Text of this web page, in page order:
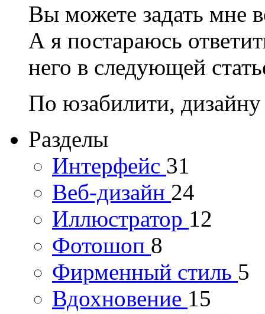
Вы можете задать мне
А я постараюсь
него в следующей
По юзабилити,
Разделы
Интерфейс 31
Веб-дизайн 24
Иллюстратор 12
Фотошоп 8
Фирменный стиль 5
Вдохновение 15